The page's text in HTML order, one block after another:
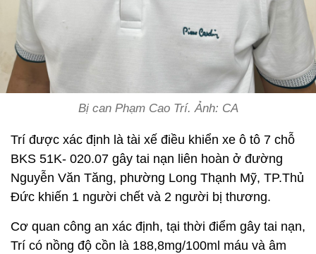
Bị can Phạm Cao Trí. Ảnh: CA
Trí được xác định là tài xế điều khiển xe ô tô 7 chỗ
BKS 51K- 020.07 gây tai nạn liên hoàn ở đường
Nguyễn Văn Tăng, phường Long Thạnh Mỹ, TP.Thủ
Đức khiến 1 người chết và 2 người bị thương.
Cơ quan công an xác định, tại thời điểm gây tai nạn,
Trí có nồng độ cồn là 188,8mg/100ml máu và âm